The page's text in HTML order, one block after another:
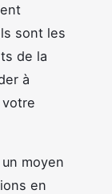
sont les
de la
à
moyen
en